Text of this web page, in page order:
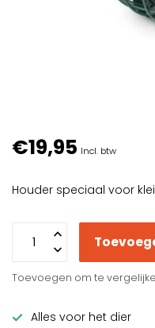
€19,95 Incl. btw
Houder speciaal voor
Toevoegen om te
Alles voor het dier